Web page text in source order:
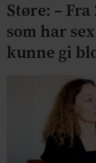
Støre: –
som har
kunne gi